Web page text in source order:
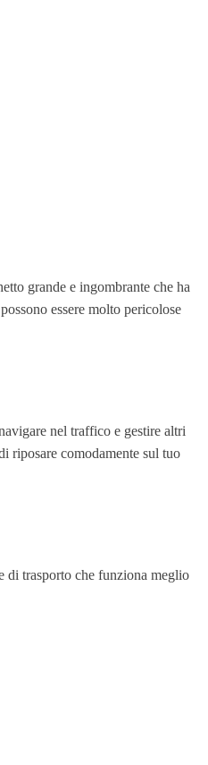
grande e ingombrante che ha
essere molto pericolose
nel traffico e gestire altri
riposare comodamente sul tuo
di trasporto che funziona meglio